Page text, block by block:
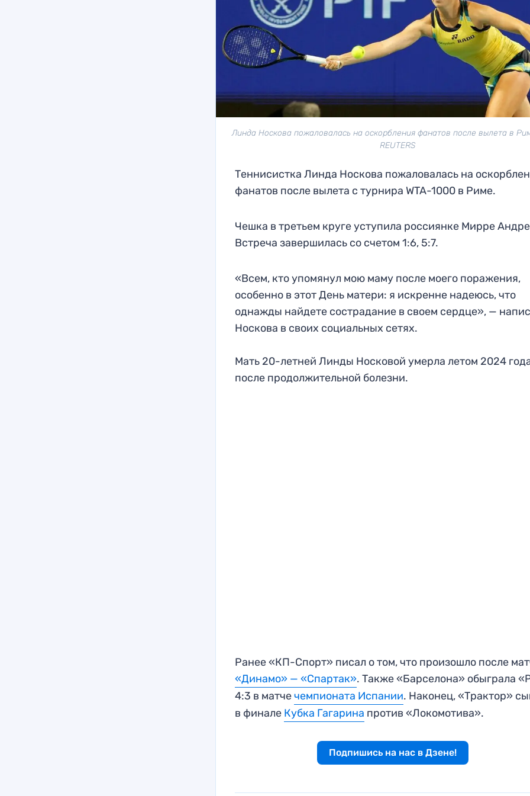
Линда Носкова пожаловалась на оскорбления фанатов после вылета в
REUTERS
Теннисистка Линда Носкова пожаловалась на
фанатов после вылета с турнира WTA-1000 в Риме.
Чешка в третьем круге уступила россиянке Мирре
Встреча завершилась со счетом 1:6, 5:7.
«Всем, кто упомянул мою маму после моего поражения,
особенно в этот День матери: я искренне надеюсь, что
однажды найдете сострадание в своем сердце», —
Носкова в своих социальных сетях.
Мать 20-летней Линды Носковой умерла летом 2024
после продолжительной болезни.
Ранее «КП-Спорт» писал о том, что произошло после
«Динамо» — «Спартак». Также «Барселона» обыграла
4:3 в матчечемпионата Испании. Наконец, «Трактор»
в финале Кубка Гагарина против «Локомотива».
Подпишись на нас в Дзене!